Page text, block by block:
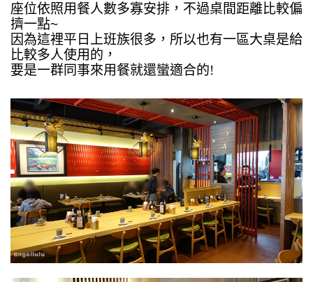
座位依照用餐人數多寡安排， 不過桌間距離比較偏
擠一點~
因為這裡平日上班族很多，所以也有一區大桌是給
比較多人使用的，
要是一群同事來用餐就還蠻適合的!